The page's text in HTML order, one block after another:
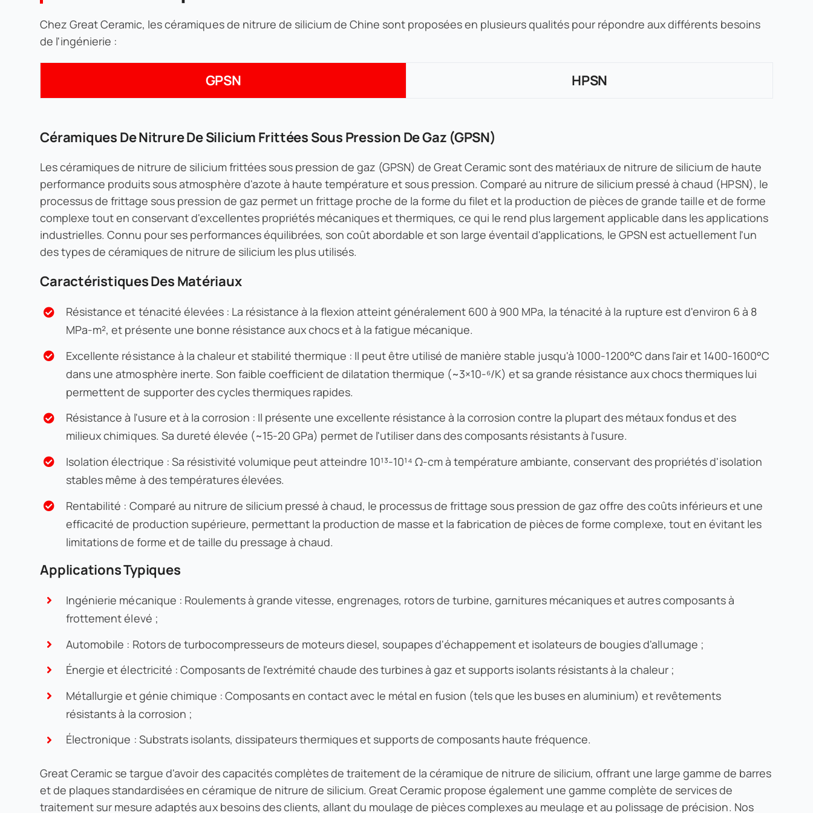
Chez Great Ceramic, les céramiques de nitrure de silicium de Chine sont proposées en plusieurs qualités pour répondre aux différents besoins
de l'ingénierie :
GPSN HPSN
Céramiques De Nitrure De Silicium Frittées Sous Pression De Gaz (GPSN)
Les céramiques de nitrure de silicium frittées sous pression de gaz (GPSN) de Great Ceramic sont des matériaux de nitrure de silicium de haute
performance produits sous atmosphère d'azote à haute température et sous pression. Comparé au nitrure de silicium pressé à chaud (HPSN), le
processus de frittage sous pression de gaz permet un frittage proche de la forme du filet et la production de pièces de grande taille et de forme
complexe tout en conservant d'excellentes propriétés mécaniques et thermiques, ce qui le rend plus largement applicable dans les applications
industrielles. Connu pour ses performances équilibrées, son coût abordable et son large éventail d'applications, le GPSN est actuellement l'un
des types de céramiques de nitrure de silicium les plus utilisés.
Caractéristiques Des Matériaux
Résistance et ténacité élevées : La résistance à la flexion atteint généralement 600 à 900 MPa, la ténacité à la rupture est d'environ 6 à 8
MPa-m², et présente une bonne résistance aux chocs et à la fatigue mécanique.
Excellente résistance à la chaleur et stabilité thermique : Il peut être utilisé de manière stable jusqu'à 1000-1200°C dans l'air et 1400-1600°C
dans une atmosphère inerte. Son faible coefficient de dilatation thermique (~3×10-⁶/K) et sa grande résistance aux chocs thermiques lui
permettent de supporter des cycles thermiques rapides.
Résistance à l'usure et à la corrosion : Il présente une excellente résistance à la corrosion contre la plupart des métaux fondus et des
milieux chimiques. Sa dureté élevée (~15-20 GPa) permet de l'utiliser dans des composants résistants à l'usure.
Isolation électrique : Sa résistivité volumique peut atteindre 10¹³-10¹⁴ Ω-cm à température ambiante, conservant des propriétés d'isolation
stables même à des températures élevées.
Rentabilité : Comparé au nitrure de silicium pressé à chaud, le processus de frittage sous pression de gaz offre des coûts inférieurs et une
efficacité de production supérieure, permettant la production de masse et la fabrication de pièces de forme complexe, tout en évitant les
limitations de forme et de taille du pressage à chaud.
Applications Typiques
Ingénierie mécanique : Roulements à grande vitesse, engrenages, rotors de turbine, garnitures mécaniques et autres composants à
frottement élevé ;
Automobile : Rotors de turbocompresseurs de moteurs diesel, soupapes d'échappement et isolateurs de bougies d'allumage ;
Énergie et électricité : Composants de l'extrémité chaude des turbines à gaz et supports isolants résistants à la chaleur ;
Métallurgie et génie chimique : Composants en contact avec le métal en fusion (tels que les buses en aluminium) et revêtements
résistants à la corrosion ;
Électronique : Substrats isolants, dissipateurs thermiques et supports de composants haute fréquence.
Great Ceramic se targue d'avoir des capacités complètes de traitement de la céramique de nitrure de silicium, offrant une large gamme de barres
et de plaques standardisées en céramique de nitrure de silicium. Great Ceramic propose également une gamme complète de services de
traitement sur mesure adaptés aux besoins des clients, allant du moulage de pièces complexes au meulage et au polissage de précision. Nos